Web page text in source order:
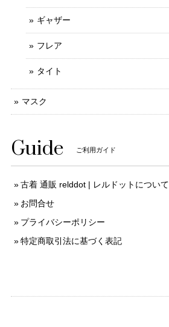
ギャザー
フレア
タイト
マスク
Guide ご利用ガイド
古着 通販 relddot | レルドットについて
お問合せ
プライバシーポリシー
特定商取引法に基づく表記